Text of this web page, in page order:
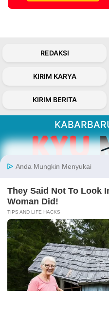
REDAKSI
KIRIM KARYA
KIRIM BERITA
serta
Follow